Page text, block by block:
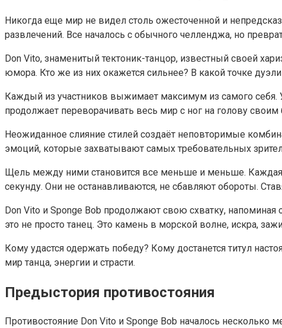
Никогда еще мир не видел столь ожесточенной и
развлечений. Все началось с обычного челленджа, но
Don Vito, знаменитый тектоник-танцор, известный своей
юмора. Кто же из них окажется сильнее? В какой точке
Каждый из участников выжимает максимум из самого себя.
продолжает переворачивать весь мир с ног на голову
Неожиданное слияние стилей создаёт неповторимые
эмоций, которые захватывают самых требовательных
Щель между ними становится все меньше и меньше. Каждая
секунду. Они не останавливаются, не сбавляют обороты.
Don Vito и Sponge Bob продолжают свою схватку, напоминая
это не просто танец. Это камень в морской волне, искра,
Кому удастся одержать победу? Кому достанется титул
мир танца, энергии и страсти.
Предыстория противостояния
Противостояние Don Vito и Sponge Bob началось